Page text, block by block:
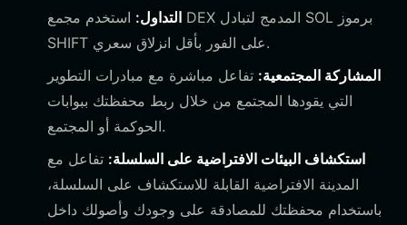
التداول: استخدم مجمع DEX المدمج لتبادل SOL برموز
SHIFT على الفور بأقل انزلاق سعري.
المشاركة المجتمعية: تفاعل مباشرة مع مبادرات التطوير
التي يقودها المجتمع من خلال ربط محفظتك ببوابات
الحوكمة أو المجتمع.
استكشاف البيئات الافتراضية على السلسلة: تفاعل مع
المدينة الافتراضية القابلة للاستكشاف على السلسلة،
باستخدام محفظتك للمصادقة على وجودك وأصولك داخل